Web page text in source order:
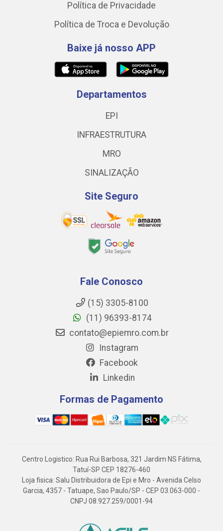
Política de Privacidade
Política de Troca e Devolução
Baixe já nosso APP
Departamentos
EPI
INFRAESTRUTURA
MRO
SINALIZAÇÃO
Site Seguro
Fale Conosco
(15) 3305-8100
(11) 96393-8174
contato@epiemro.com.br
Instagram
Facebook
Linkedin
Formas de Pagamento
Centro Logistico: Rua Rui Barbosa, 321 Jardim NS Fátima,
Tatuí-SP CEP 18276-460
Loja fisica: Salu Distribuidora de Epi e Mro - Avenida Celso
Garcia, 4357 - Tatuape, Sao Paulo/SP - CEP 03.063-000 -
CNPJ 08.927.259/0001-94